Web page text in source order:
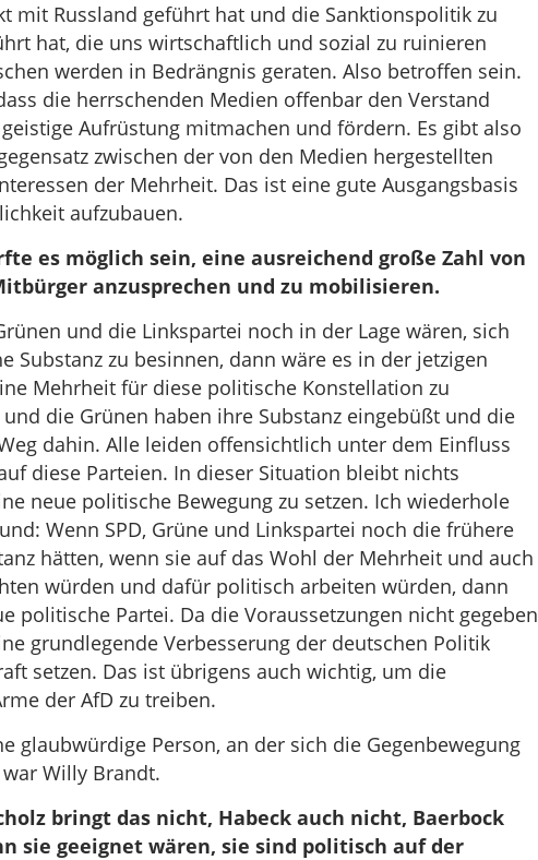
mit Russland geführt hat und die Sanktionspolitik zu
hat, die uns wirtschaftlich und sozial zu ruinieren
werden in Bedrängnis geraten. Also betroffen sein.
die herrschenden Medien offenbar den Verstand
Aufrüstung mitmachen und fördern. Es gibt also
zwischen der von den Medien hergestellten
der Mehrheit. Das ist eine gute Ausgangsbasis
aufzubauen.
es möglich sein, eine ausreichend große Zahl von
anzusprechen und zu mobilisieren.
und die Linkspartei noch in der Lage wären, sich
Substanz zu besinnen, dann wäre es in der jetzigen
Mehrheit für diese politische Konstellation zu
und die Grünen haben ihre Substanz eingebüßt und die
dahin. Alle leiden offensichtlich unter dem Einfluss
diese Parteien. In dieser Situation bleibt nichts
neue politische Bewegung zu setzen. Ich wiederhole
Wenn SPD, Grüne und Linkspartei noch die frühere
hätten, wenn sie auf das Wohl der Mehrheit und auch
würden und dafür politisch arbeiten würden, dann
politische Partei. Da die Voraussetzungen nicht gegeben
grundlegende Verbesserung der deutschen Politik
setzen. Das ist übrigens auch wichtig, um die
der AfD zu treiben.
glaubwürdige Person, an der sich die Gegenbewegung
Willy Brandt.
bringt das nicht, Habeck auch nicht, Baerbock
sie geeignet wären, sie sind politisch auf der